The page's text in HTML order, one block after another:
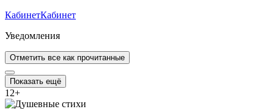
КабинетКабинет
Уведомления
Отметить все как прочитанные
Показать ещё
12+